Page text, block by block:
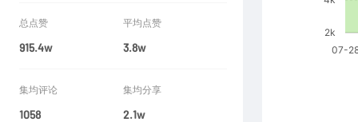
总点赞
915.4w
平均点赞
3.8w
集均评论
1058
集均分享
2.1w